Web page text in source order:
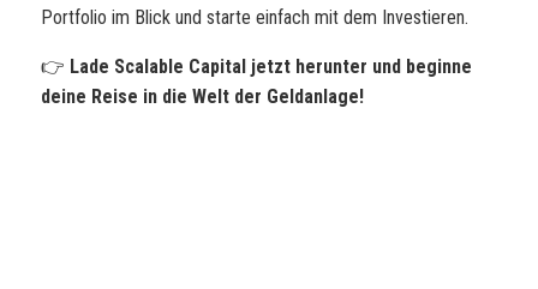
Portfolio im Blick und starte einfach mit dem Investieren.
👉 Lade Scalable Capital jetzt herunter und beginne
deine Reise in die Welt der Geldanlage!